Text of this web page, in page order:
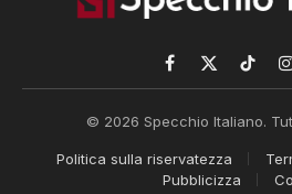
Facebook
X
© 2026 Specchio Italiano.
Politica sulla riservatezza
Pubblicizza